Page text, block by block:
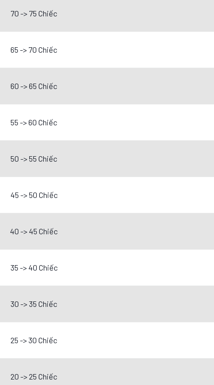
70 -> 75 Chiếc
65 -> 70 Chiếc
60 -> 65 Chiếc
55 -> 60 Chiếc
50 -> 55 Chiếc
45 -> 50 Chiếc
40 -> 45 Chiếc
35 -> 40 Chiếc
30 -> 35 Chiếc
25 -> 30 Chiếc
20 -> 25 Chiếc